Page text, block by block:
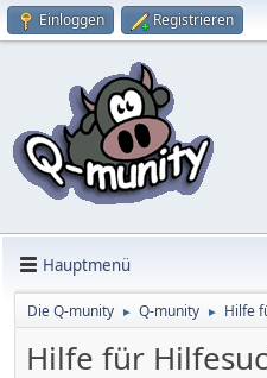
Einloggen Registrieren
Hauptmenü
Die Q-munity ► Q-munity ► Hilfe
Hilfe für